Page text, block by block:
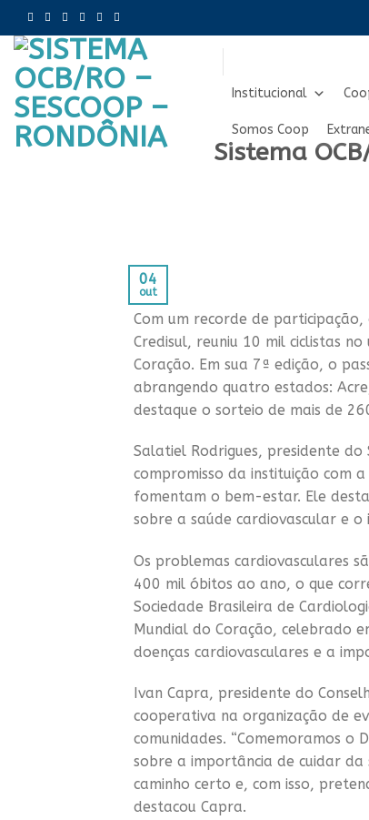
to
content
Institucional
Somos Coop
Sistema
04
out
Com um recorde de
Credisul, reuniu 10 mil ciclistas
Coração. Em sua 7ª edição, o
abrangendo quatro estados:
destaque o sorteio de mais de
Salatiel Rodrigues, presidente do
compromisso da instituição com
fomentam o bem-estar. Ele
sobre a saúde cardiovascular e
Os problemas cardiovasculares
400 mil óbitos ao ano, o que
Sociedade Brasileira de
Mundial do Coração, celebrado
doenças cardiovasculares e a
Ivan Capra, presidente do
cooperativa na organização de
comunidades. “Comemoramos o
sobre a importância de cuidar da
caminho certo e, com isso,
destacou Capra.